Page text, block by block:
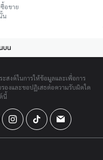
อขาย
น
บน
สงค์ในการให้ข้อมูลและเพื่อการ
องและขอปฏิเสธต่อความรับผิดใด
นี้